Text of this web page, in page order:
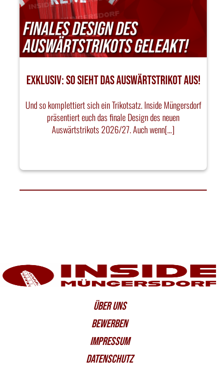
EXKLUSIV: SO SIEHT DAS AUSWÄRTSTRIKOT AUS!
Und so komplettiert sich ein Trikotsatz. Inside Müngersdorf
präsentiert euch das finale Design des neuen
Auswärtstrikots 2026/27. Auch wenn[…]
ÜBER UNS
BEWERBEN
IMPRESSUM
DATENSCHUTZ